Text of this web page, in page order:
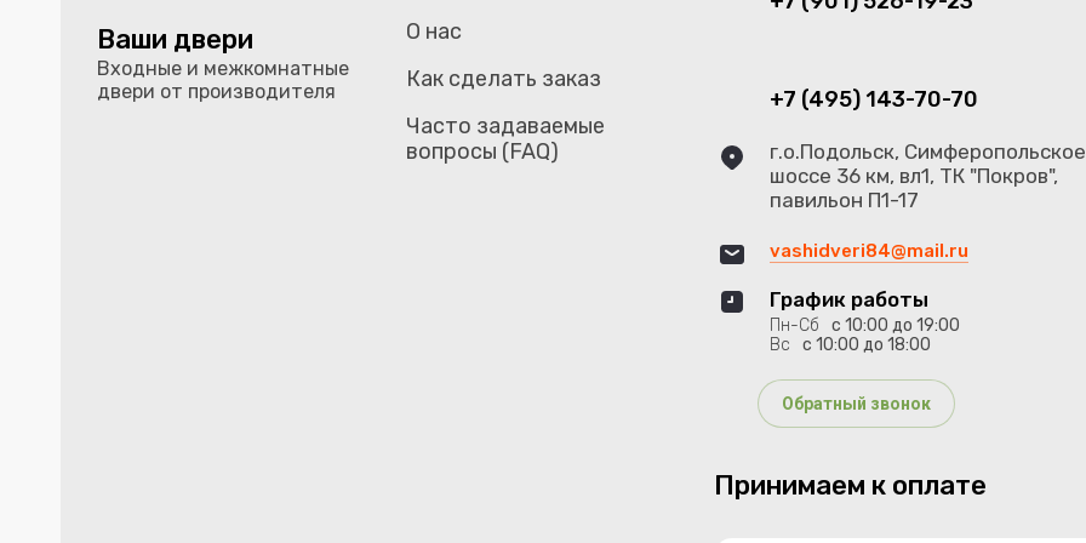
Ваши двери
Входные и межкомнатные
двери от производителя
О нас
Как сделать заказ
Часто задаваемые
вопросы (FAQ)
+7 (495) 143-70-70
г.о.Подольск, Симферопольское
шоссе 36 км, вл1, ТК "Покров",
павильон П1-17
vashidveri84@mail.ru
График работы
Пн-Сб
с 10:00 до 19:00
Вс
с 10:00 до 18:00
Обратный звонок
Принимаем к оплате